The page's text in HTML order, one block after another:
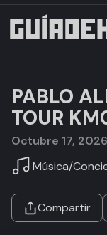
PABLO
TOUR
octubre 17,
Música/
Compartir